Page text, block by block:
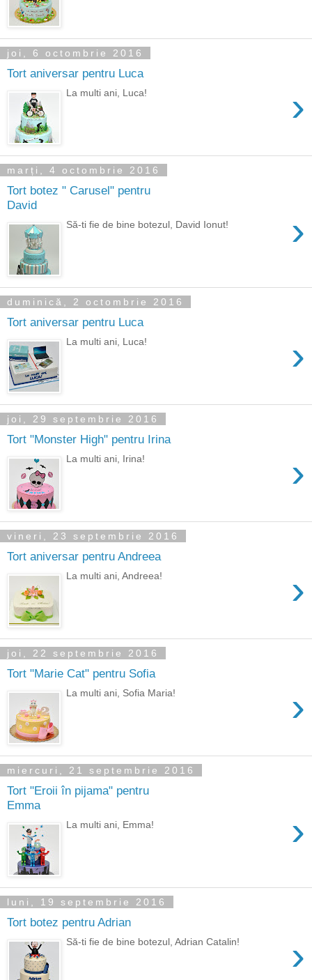
joi, 6 octombrie 2016
Tort aniversar pentru Luca
›
La multi ani, Luca!
marți, 4 octombrie 2016
Tort botez " Carusel" pentru
David
›
Să-ti fie de bine botezul, David Ionut!
duminică, 2 octombrie 2016
Tort aniversar pentru Luca
›
La multi ani, Luca!
joi, 29 septembrie 2016
Tort "Monster High" pentru Irina
›
La multi ani, Irina!
vineri, 23 septembrie 2016
Tort aniversar pentru Andreea
›
La multi ani, Andreea!
joi, 22 septembrie 2016
Tort "Marie Cat" pentru Sofia
›
La multi ani, Sofia Maria!
miercuri, 21 septembrie 2016
Tort "Eroii în pijama" pentru
Emma
›
La multi ani, Emma!
luni, 19 septembrie 2016
Tort botez pentru Adrian
›
Să-ti fie de bine botezul, Adrian Catalin!